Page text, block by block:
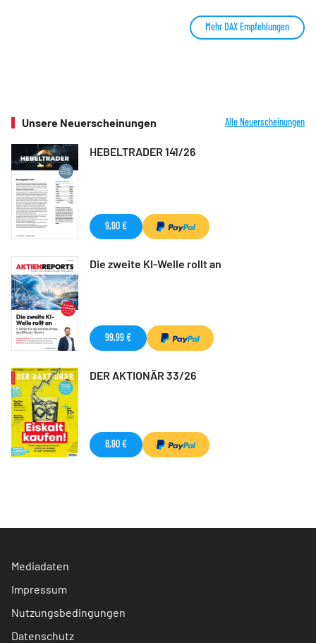
Mehr DAX Empfehlungen
Unsere Neuerscheinungen Alle Neuerscheinungen
HEBELTRADER 141/26
9,90 €
Die zweite KI-Welle rollt an
99,99 €
DER AKTIONÄR 33/26
8,90 €
Mediadaten
Impressum
Nutzungsbedingungen
Datenschutz